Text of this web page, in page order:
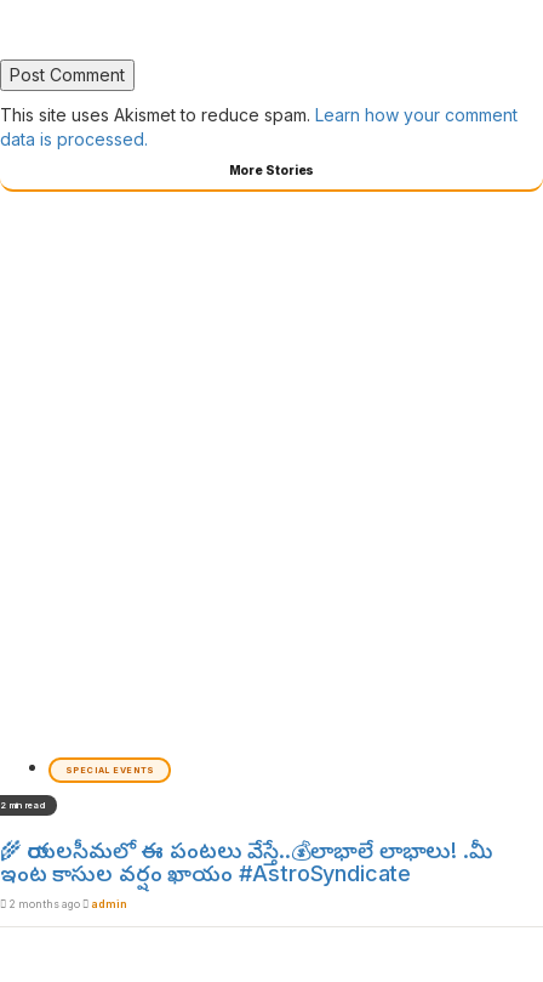
This site uses Akismet to reduce spam. Learn how your comment
data is processed.
More Stories
SPECIAL EVENTS
2 min read
🌾 రాయలసీమలో ఈ పంటలు వేస్తే..💰లాభాలే లాభాలు! .మీ
ఇంట కాసుల వర్షం ఖాయం #AstroSyndicate
2 months ago admin